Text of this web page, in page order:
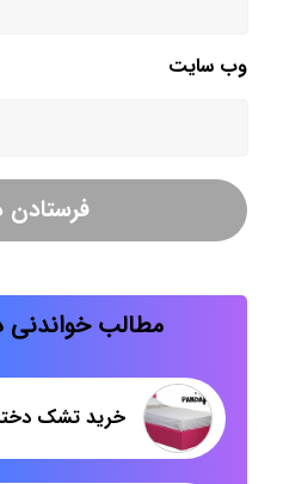
وب‌ سایت
مطالب خواندنی
خرید تشک